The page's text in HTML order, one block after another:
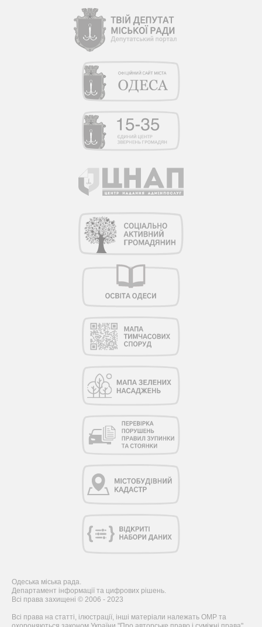
Одеська міська рада.
Департамент інформації та цифрових рішень.
Всі права захищені © 2006 - 2023
Всі права на статті, ілюстрації, інші матеріали належать ОМР та